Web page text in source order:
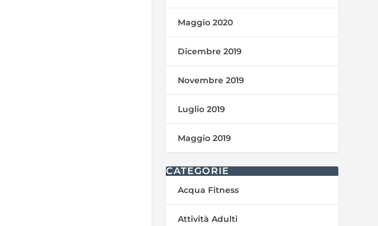
Maggio 2020
Dicembre 2019
Novembre 2019
Luglio 2019
Maggio 2019
CATEGORIE
Acqua Fitness
Attività Adulti